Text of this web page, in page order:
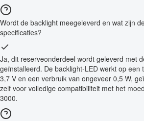
Wordt de backlight meegeleverd en wat zijn
specificaties?
Ja, dit reserveonderdeel wordt geleverd met
geïnstalleerd. De backlight-LED werkt op een
3,7 V en een verbruik van ongeveer 0,5 W,
zelf voor volledige compatibiliteit met het
3000.